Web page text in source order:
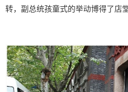
转，副总统孩童式的举动博得了店